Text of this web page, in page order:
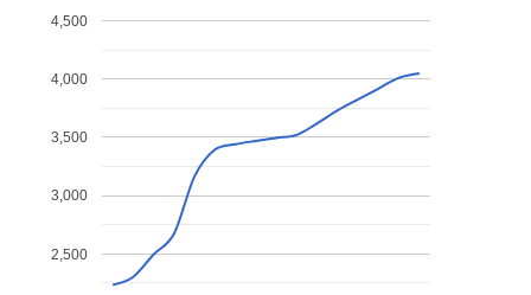
2,500
3,000
3,500
4,000
4,500